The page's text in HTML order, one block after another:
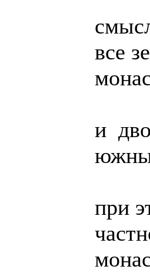
все
и
при